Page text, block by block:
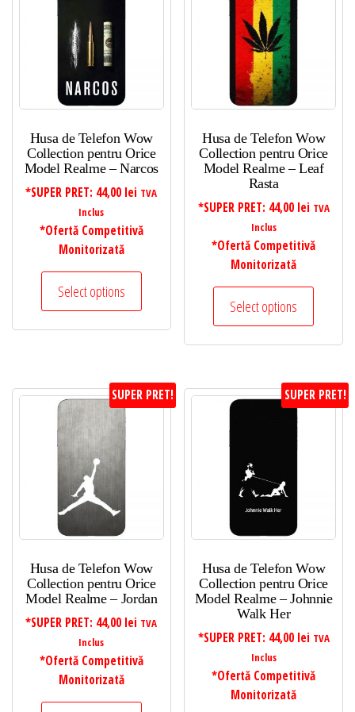
Husa de Telefon Wow
Collection pentru Orice
Model Realme – Narcos
*SUPER PRET: 44,00 lei TVA
Inclus
*Ofertă Competitivă
Monitorizată
Select options
Husa de Telefon Wow
Collection pentru Orice
Model Realme – Leaf
Rasta
*SUPER PRET: 44,00 lei TVA
Inclus
*Ofertă Competitivă
Monitorizată
Select options
SUPER PRET!
Husa de Telefon Wow
Collection pentru Orice
Model Realme – Jordan
*SUPER PRET: 44,00 lei TVA
Inclus
*Ofertă Competitivă
Monitorizată
SUPER PRET!
Husa de Telefon Wow
Collection pentru Orice
Model Realme – Johnnie
Walk Her
*SUPER PRET: 44,00 lei TVA
Inclus
*Ofertă Competitivă
Monitorizată